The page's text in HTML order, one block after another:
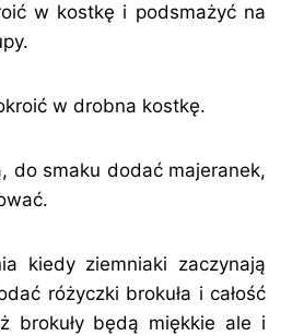
w kostkę i podsmażyć na
w drobna kostkę.
do smaku dodać majeranek,
kiedy ziemniaki zaczynają
różyczki brokuła i całość
brokuły będą miękkie ale i